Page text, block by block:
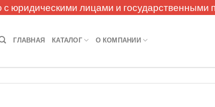
с юридическими лицами и
ГЛАВНАЯ КАТАЛОГ О КОМПАНИИ